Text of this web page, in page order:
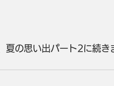
夏の思い出パート2に続